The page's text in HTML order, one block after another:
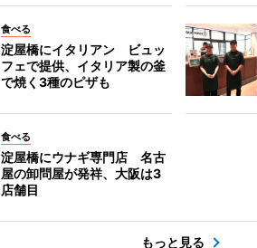
食べる
淀屋橋にイタリアン ビュッ
フェで提供、イタリア製の釜
で焼く3種のピザも
食べる
淀屋橋にウナギ専門店 名古
屋の卸問屋が発祥、大阪は3
店舗目
もっと見る